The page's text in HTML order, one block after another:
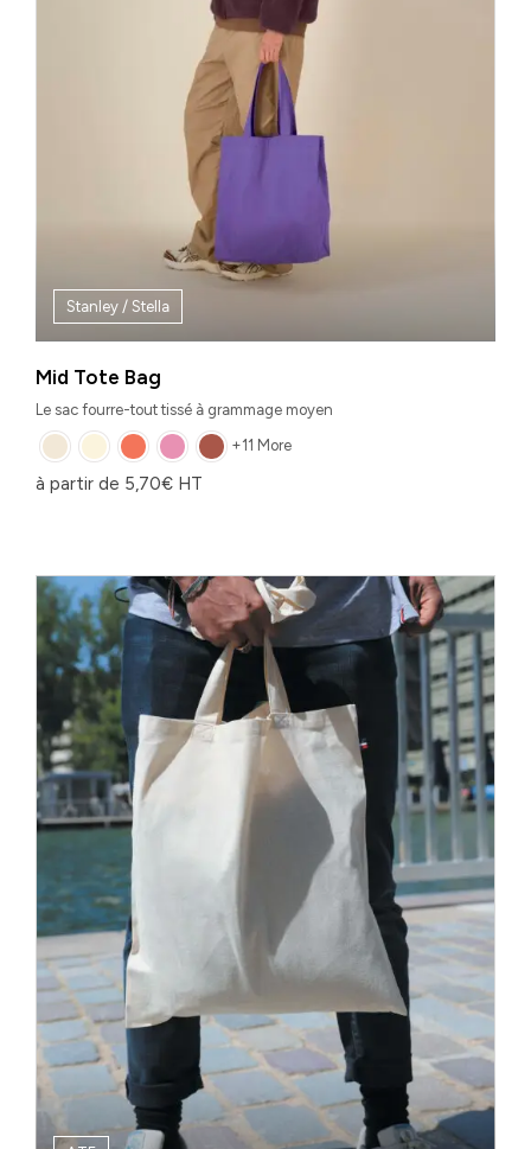
Stanley / Stella
Mid Tote Bag
Le sac fourre-tout tissé à grammage moyen
+11 More
à partir de 5,70€ HT